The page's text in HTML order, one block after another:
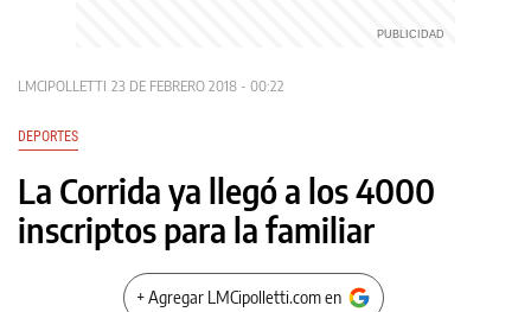
LMCIPOLLETTI 23 DE FEBRERO 2018 - 00:22
DEPORTES
La Corrida ya llegó a los 4000
inscriptos para la familiar
+ Agregar LMCipolletti.com en